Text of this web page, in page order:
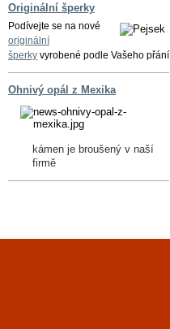
Originální šperky
Podívejte se na nové
originální
šperky vyrobené podle Vašeho přání
Ohnivý opál z Mexika
kámen je broušený v naší
firmě